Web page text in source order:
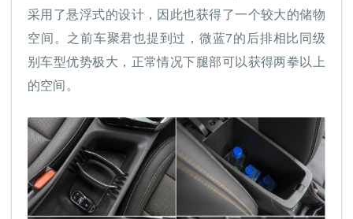
采用了悬浮式的设计，因此也获得了一个较大的储物
空间。之前车聚君也提到过，微蓝7的后排相比同级
别车型优势极大，正常情况下腿部可以获得两拳以上
的空间。